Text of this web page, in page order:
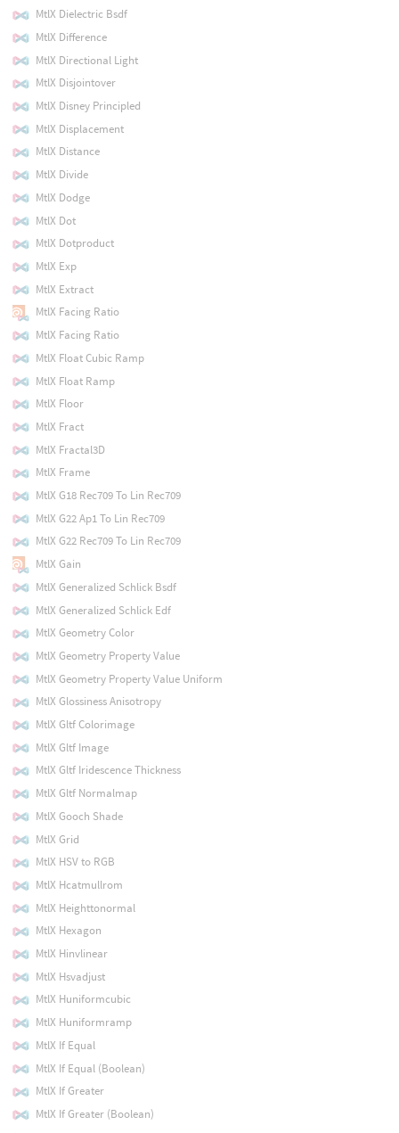
MtlX Dielectric Bsdf
MtlX Difference
MtlX Directional Light
MtlX Disjointover
MtlX Disney Principled
MtlX Displacement
MtlX Distance
MtlX Divide
MtlX Dodge
MtlX Dot
MtlX Dotproduct
MtlX Exp
MtlX Extract
MtlX Facing Ratio
MtlX Facing Ratio
MtlX Float Cubic Ramp
MtlX Float Ramp
MtlX Floor
MtlX Fract
MtlX Fractal3D
MtlX Frame
MtlX G18 Rec709 To Lin Rec709
MtlX G22 Ap1 To Lin Rec709
MtlX G22 Rec709 To Lin Rec709
MtlX Gain
MtlX Generalized Schlick Bsdf
MtlX Generalized Schlick Edf
MtlX Geometry Color
MtlX Geometry Property Value
MtlX Geometry Property Value Uniform
MtlX Glossiness Anisotropy
MtlX Gltf Colorimage
MtlX Gltf Image
MtlX Gltf Iridescence Thickness
MtlX Gltf Normalmap
MtlX Gooch Shade
MtlX Grid
MtlX HSV to RGB
MtlX Hcatmullrom
MtlX Heighttonormal
MtlX Hexagon
MtlX Hinvlinear
MtlX Hsvadjust
MtlX Huniformcubic
MtlX Huniformramp
MtlX If Equal
MtlX If Equal (Boolean)
MtlX If Greater
MtlX If Greater (Boolean)